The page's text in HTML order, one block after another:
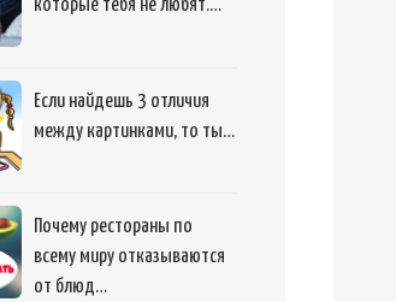
которые тебя не любят.…
Если найдешь 3 отличия
между картинками, то ты…
Почему рестораны по
всему миру отказываются
от блюд…